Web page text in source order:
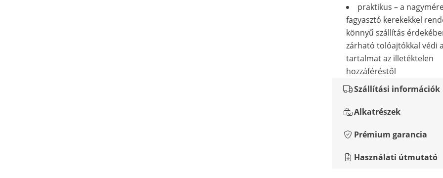
praktikus – a
fagyasztó kerekekkel
könnyű szállítás
zárható tolóajtókkal védi a
tartalmat az illetéktelen
hozzáféréstől
Szállítási információk
Alkatrészek
Prémium garancia
Használati útmutató